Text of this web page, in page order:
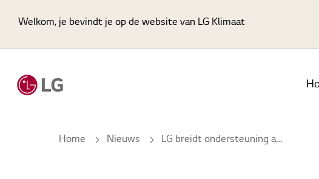
Welkom, je bevindt je op de website van LG Klimaat |
Home Nieuws LG breidt ondersteuning aan installatie- en servicemonteurs uit met nieuwe gebruiksvriendelijke servicetools